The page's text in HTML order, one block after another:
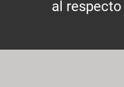
al respecto